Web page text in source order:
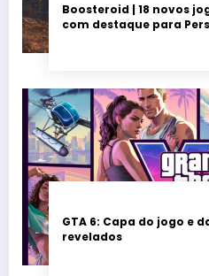
Boosteroid | 18 novos
com destaque para
GTA 6: Capa do jogo e
revelados